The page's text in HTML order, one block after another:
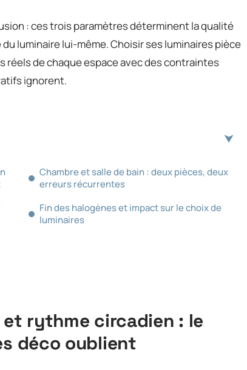
: ces trois paramètres déterminent la qualité
luminaire lui-même. Choisir ses luminaires pièce
réels de chaque espace avec des contraintes
ignorent.
Chambre et salle de bain : deux pièces, deux
erreurs récurrentes
Fin des halogènes et impact sur le choix de
luminaires
rythme circadien : le
déco oublient